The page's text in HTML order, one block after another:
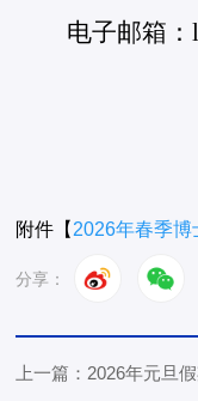
电子邮箱：
附件【2026年春季
分享：
上一篇：2026年元旦